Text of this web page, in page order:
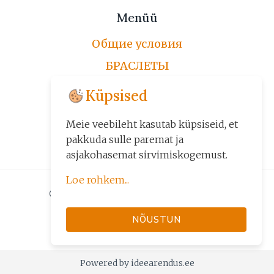
Menüü
Общие условия
БРАСЛЕТЫ
ЦЕПОЧКИ
ПО ЗАКАЗУ
ДРУГИЕ ИЗДЕЛИЯ
© 2026 Kuld24 - Kuld, Kuldehted
järelmaksuga
Powered by ideearendus.ee
Küpsised
Meie veebileht kasutab küpsiseid, et
pakkuda sulle paremat ja
asjakohasemat sirvimiskogemust.
Loe rohkem...
Küpsiseid kasutame kolmel
tagamiseks (nt sisselogimine,
NÕUSTUN